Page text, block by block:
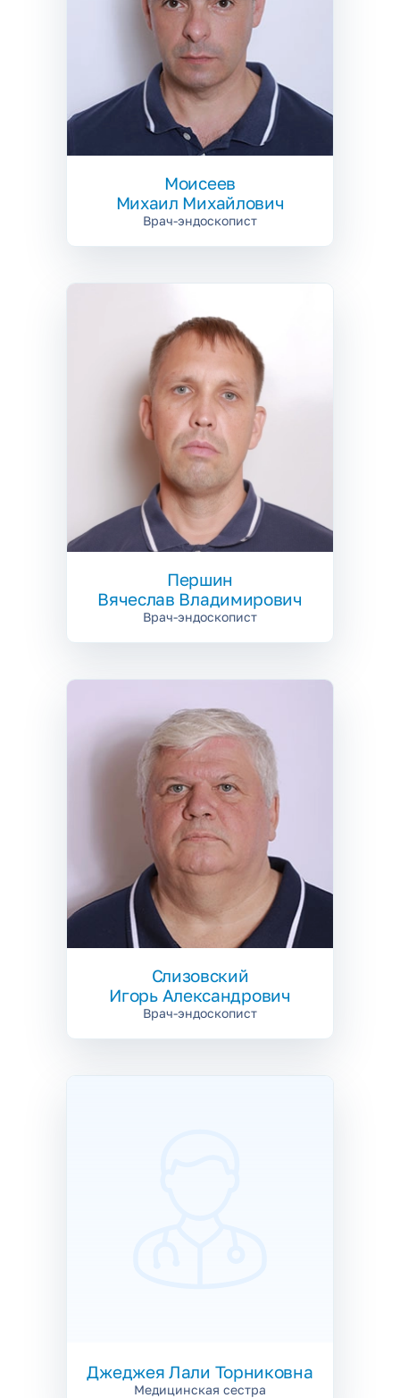
Моисеев
Михаил Михайлович
Врач-эндоскопист
Першин
Вячеслав Владимирович
Врач-эндоскопист
Слизовский
Игорь Александрович
Врач-эндоскопист
ДжеджеяЛали Торниковна
Медицинская сестра